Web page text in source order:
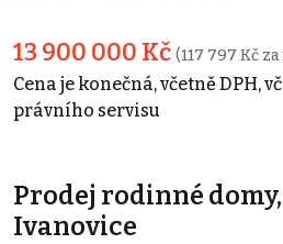
13 900 000 Kč (117 797 Kč za
Cena je konečná, včetně DPH,
právního servisu
Prodej rodinné domy,
Ivanovice